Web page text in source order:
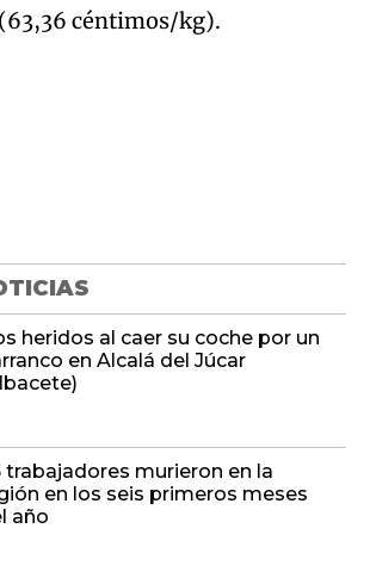
céntimos/kg).
heridos al caer su coche por un
en Alcalá del Júcar
trabajadores murieron en la
en los seis primeros meses
año